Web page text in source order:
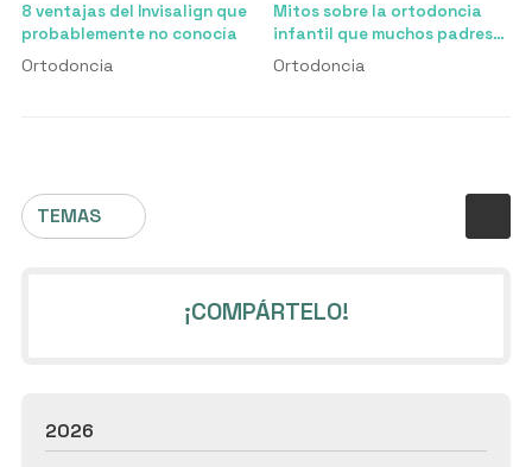
TEMAS
8 ventajas del Invisalign que
probablemente no conocía
Ortodoncia
Mitos sobre la ortodoncia
infantil que muchos padres
creen
Ortodoncia
¡COMPÁRTELO!
2026